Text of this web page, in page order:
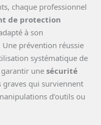
chaque professionnel
de protection
à son
prévention réussie
systématique de
une sécurité
graves qui surviennent
d’outils ou